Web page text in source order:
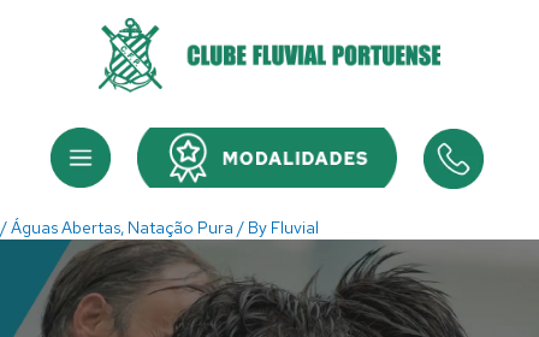
Menu Menu
/Águas Abertas, Natação Pura / By Fluvial